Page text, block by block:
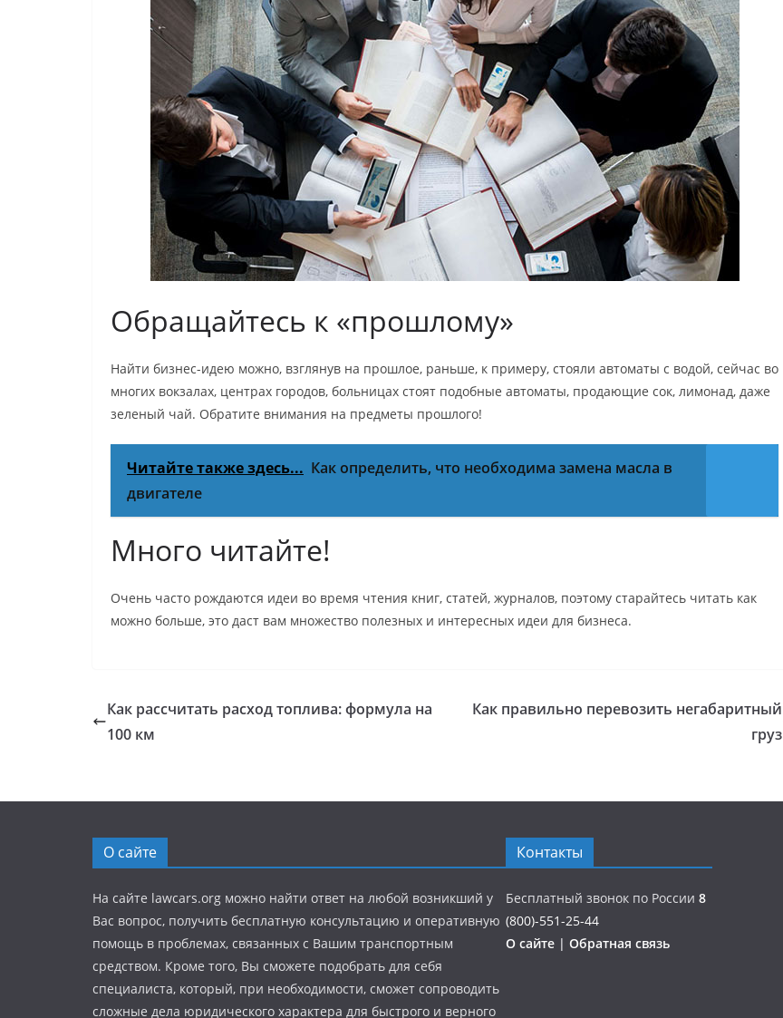
Обращайтесь к «прошлому»
Найти бизнес-идею можно, взглянув на прошлое, раньше, к примеру, стояли автоматы с водой, сейчас во
многих вокзалах, центрах городов, больницах стоят подобные автоматы, продающие сок, лимонад, даже
зеленый чай. Обратите внимания на предметы прошлого!
Читайте также здесь... Как определить, что необходима замена масла в
двигателе
Много читайте!
Очень часто рождаются идеи во время чтения книг, статей, журналов, поэтому старайтесь читать как
можно больше, это даст вам множество полезных и интересных идеи для бизнеса.
Как рассчитать расход топлива: формула на
100 км
Как правильно перевозить негабаритный
груз
О сайте
На сайте lawcars.org можно найти ответ на любой возникший у
Вас вопрос, получить бесплатную консультацию и оперативную
помощь в проблемах, связанных с Вашим транспортным
средством. Кроме того, Вы сможете подобрать для себя
специалиста, который, при необходимости, сможет сопроводить
сложные дела юридического характера для быстрого и верного
Контакты
Бесплатный звонок по России 8
(800)-551-25-44
О сайте | Обратная связь